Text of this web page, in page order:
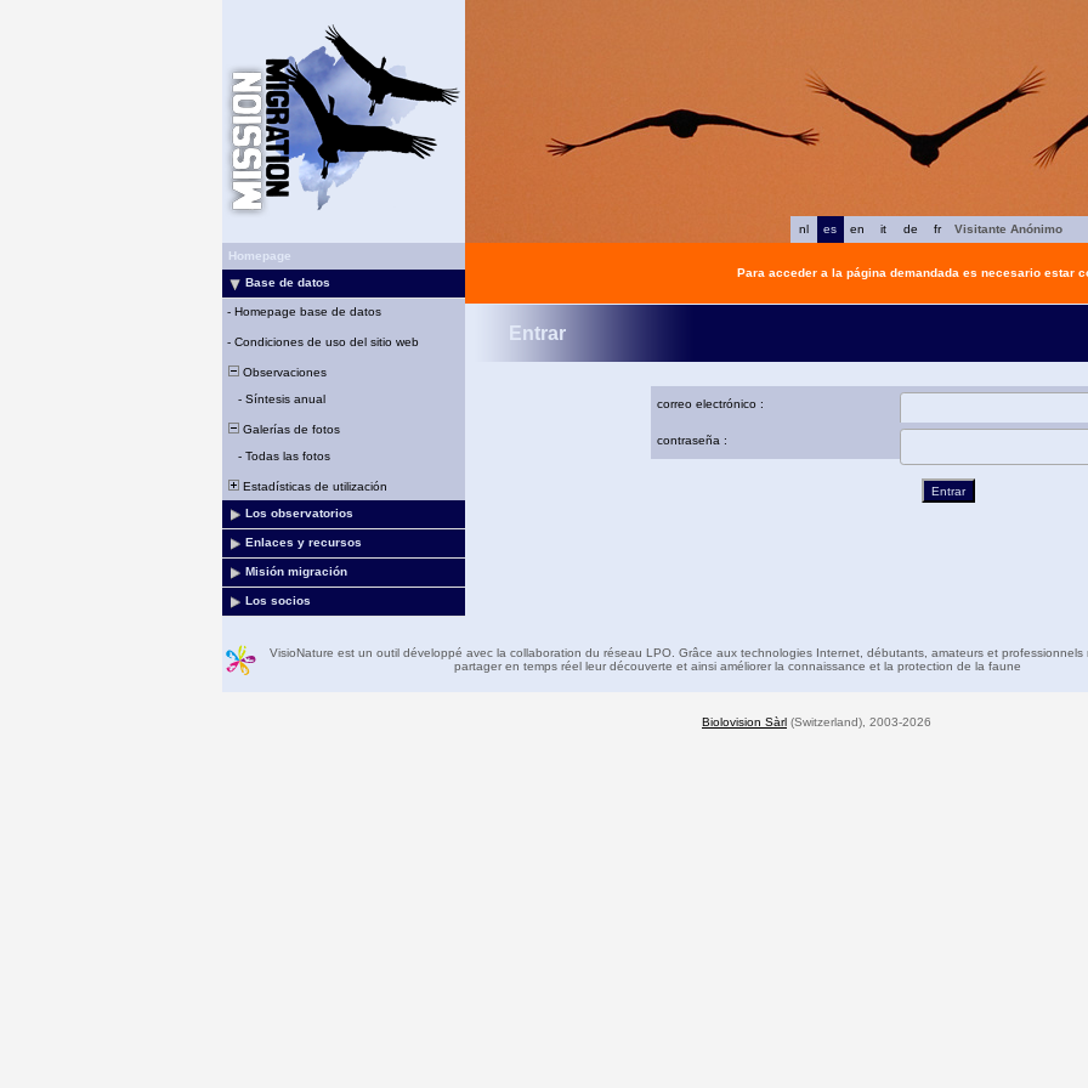
fr
de
it
en
es
nl
Visitante Anónimo
Homepage
Base de datos
- Homepage base de datos
- Condiciones de uso del sitio web
Observaciones
- Síntesis anual
Galerías de fotos
- Todas las fotos
Estadísticas de utilización
Los observatorios
Enlaces y recursos
Misión migración
Los socios
Para acceder a la página demandada es necesario estar
Entrar
correo electrónico :
contraseña :
VisioNature est un outil développé avec la collaboration du réseau LPO. Grâce aux technologies Internet, débutants, amateurs et professionnels
partager en temps réel leur découverte et ainsi améliorer la connaissance et la protection de la faune
Biolovision Sàrl (Switzerland), 2003-2026